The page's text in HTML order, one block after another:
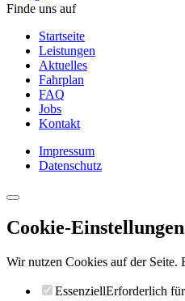
Finde uns auf
Startseite
Leistungen
Aktuelles
Fahrplan
FAQ
Jobs
Kontakt
Impressum
Datenschutz
Cookie-Einstellungen
Wir nutzen Cookies auf der Seite.
EssenziellErforderlich